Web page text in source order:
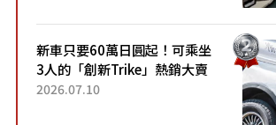
新車只要60萬日圓起！可乘坐
3人的「創新Trike」熱銷大賣
成為人氣車款！「養車成本真
2026.07.10